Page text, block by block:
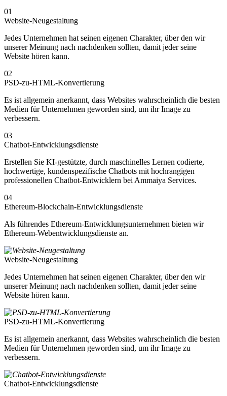
01
Website-Neugestaltung
Jedes Unternehmen hat seinen eigenen Charakter, über den wir
unserer Meinung nach nachdenken sollten, damit jeder seine
Website hören kann.
02
PSD-zu-HTML-Konvertierung
Es ist allgemein anerkannt, dass Websites wahrscheinlich die besten
Medien für Unternehmen geworden sind, um ihr Image zu
verbessern.
03
Chatbot-Entwicklungsdienste
Erstellen Sie KI-gestützte, durch maschinelles Lernen codierte,
hochwertige, kundenspezifische Chatbots mit hochrangigen
professionellen Chatbot-Entwicklern bei Ammaiya Services.
04
Ethereum-Blockchain-Entwicklungsdienste
Als führendes Ethereum-Entwicklungsunternehmen bieten wir
Ethereum-Webentwicklungsdienste an.
Website-Neugestaltung
Jedes Unternehmen hat seinen eigenen Charakter, über den wir
unserer Meinung nach nachdenken sollten, damit jeder seine
Website hören kann.
PSD-zu-HTML-Konvertierung
Es ist allgemein anerkannt, dass Websites wahrscheinlich die besten
Medien für Unternehmen geworden sind, um ihr Image zu
verbessern.
Chatbot-Entwicklungsdienste